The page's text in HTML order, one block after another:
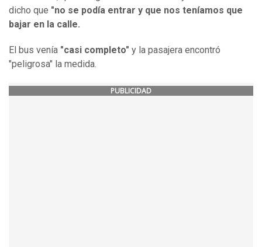
dicho que "no se podía entrar y que nos teníamos que
bajar en la calle.
El bus venía "casi completo" y la pasajera encontró
"peligrosa" la medida.
PUBLICIDAD